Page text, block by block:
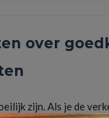
over
zijn. Als je de